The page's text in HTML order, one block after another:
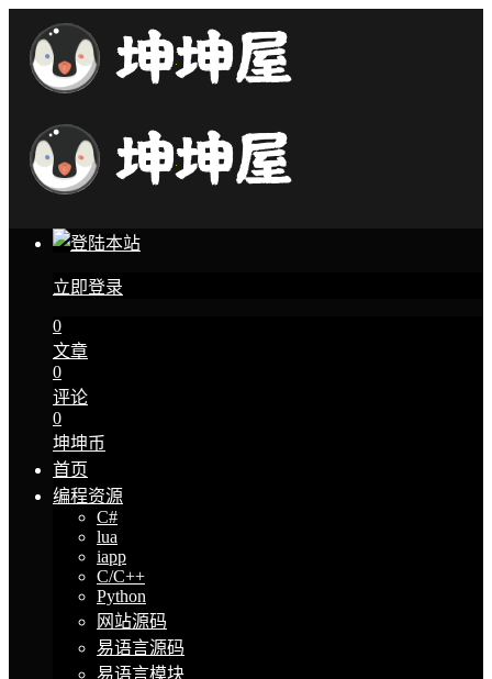
立即登录
0
文章
0
评论
0
坤坤币
首页
编程资源
C#
lua
iapp
C/C++
Python
网站源码
易语言源码
易语言模块